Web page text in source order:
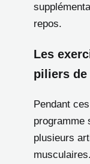
repos.
Les
piliers
Pendant
programme
plusieurs